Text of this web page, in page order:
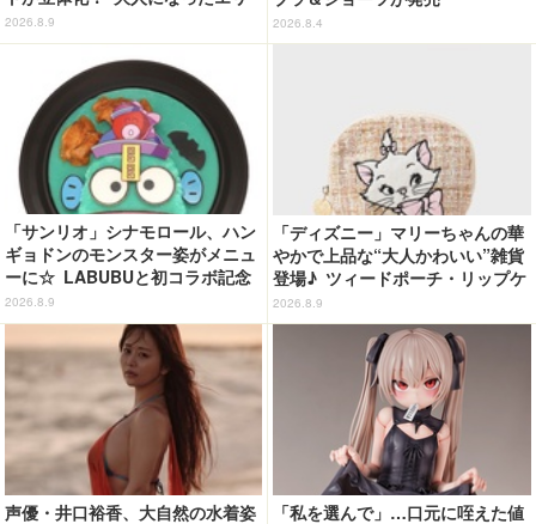
スの魅力を完全再現
2026.8.9 2026.8.4
「サンリオ」シナモロール、ハン
ギョドンのモンスター姿がメニュ
ーに☆ LABUBUと初コラボ記念
のスイーツも！【サンリオピュー
ロランド】
2026.8.9
「ディズニー」マリーちゃんの華
やかで上品な“大人かわいい”雑貨
登場♪ ツィードポーチ・リップケ
ース・トート
2026.8.9
声優・井口裕香、大自然の水着姿
「私を選んで」…口元に咥えた値